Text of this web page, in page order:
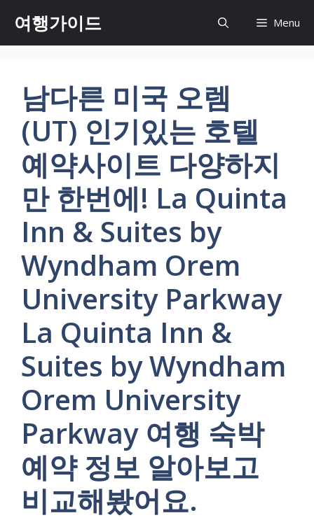
츠
여행가이드 Menu
남다른 미국 오렘
(UT) 인기있는 호텔
예약사이트 다양하지
만 한번에! La Quinta
Inn & Suites by
Wyndham Orem
University Parkway
La Quinta Inn &
Suites by Wyndham
Orem University
Parkway 여행 숙박
예약 정보 알아보고
비교해봤어요.